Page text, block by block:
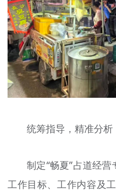
专题
资料库
统筹指导，精准分析
制定“畅夏”占道经
工作目标、工作内容及